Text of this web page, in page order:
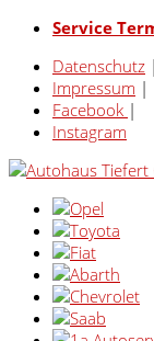
Service
Datenschutz |
Impressum |
Facebook |
Instagram